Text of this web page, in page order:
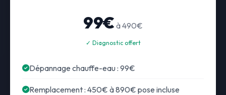
99€ à 490€
✓ Diagnostic offert
Dépannage chauffe-eau : 99€
Remplacement : 450€ à 890€ pose incluse